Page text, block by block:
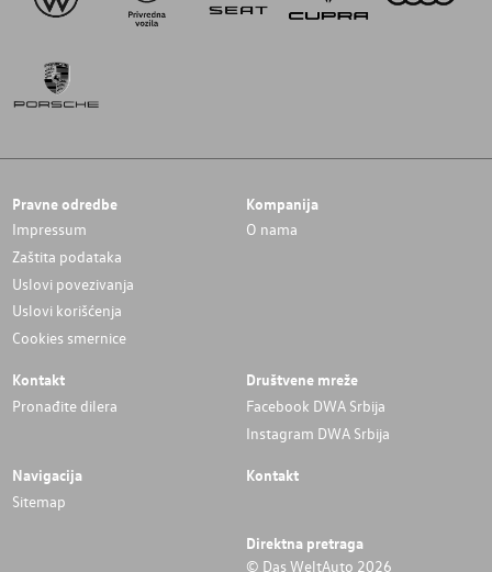
Pravne odredbe
Impressum
Zaštita podataka
Uslovi povezivanja
Uslovi korišćenja
Cookies smernice
Kompanija
O nama
Kontakt
Pronađite dilera
Društvene mreže
Facebook DWA Srbija
Instagram DWA Srbija
Navigacija
Sitemap
Kontakt
Direktna pretraga
© Das WeltAuto 2026